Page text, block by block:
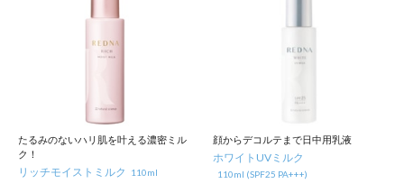
たるみのないハリ肌を叶える濃密ミル
ク！
リッチモイストミルク 110ml
顔からデコルテまで日中用乳液
ホワイトUVミルク
110ml (SPF25 PA+++)